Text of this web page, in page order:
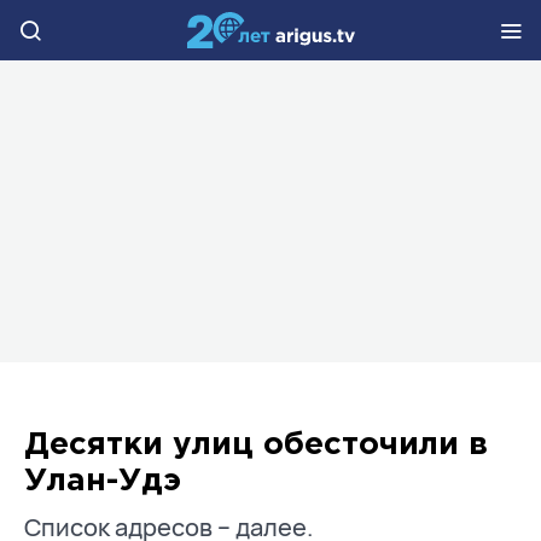
Десятки улиц обесточили в
Улан-Удэ
Список адресов – далее.